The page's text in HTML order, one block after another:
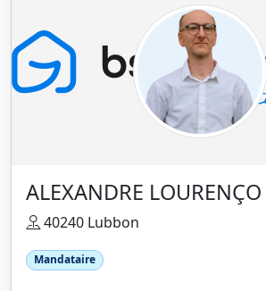
ALEXANDRE LOURENÇO
40240 Lubbon
Mandataire